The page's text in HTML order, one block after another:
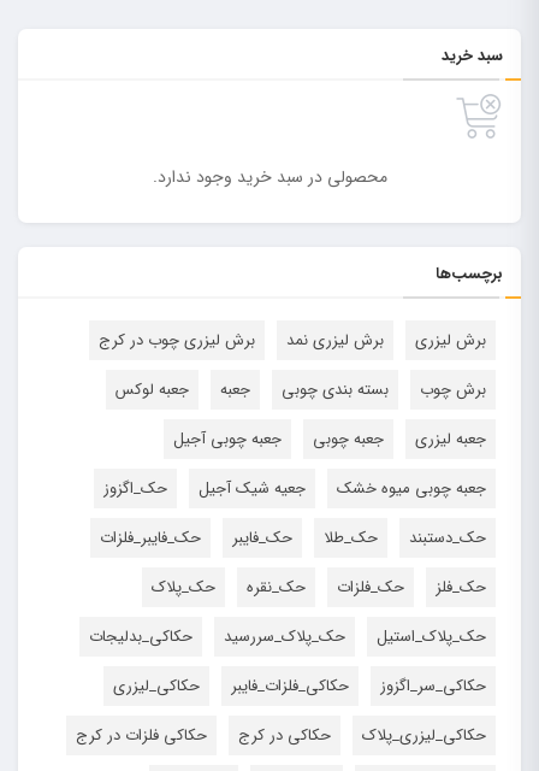
سبد خرید
محصولی در سبد خرید وجود ندارد.
برچسب‌ها
برش لیزری برش لیزری نمد
برش لیزری چوب در کرج
برش چوب
بسته بندی چوبی جعبه
جعبه لوکس
جعبه لیزری
جعبه چوبی
جعبه چوبی آجیل
جعبه چوبی میوه خشک
جعیه شیک آجیل
حک_اگزوز
حک_دستبند
حک_طلا حک_فایبر
حک_فایبر_فلزات
حک_فلز
حک_فلزات حک_نقره
حک_پلاک
حک_پلاک_استیل
حک_پلاک_سررسید
حکاکی_بدلیجات
حکاکی_سر_اگزوز
حکاکی_فلزات_فایبر
حکاکی_لیزری
حکاکی_لیزری_پلاک
حکاکی در کرج
حکاکی فلزات در کرج